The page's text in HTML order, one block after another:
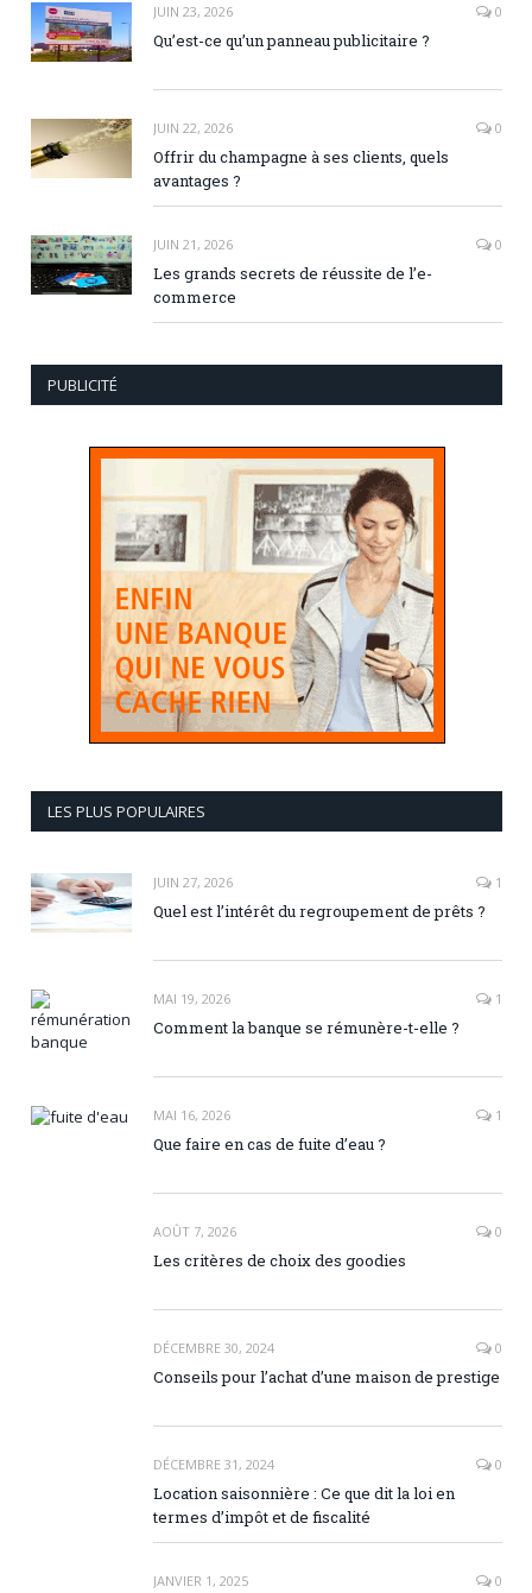
JUIN 23, 2026 0
Qu’est-ce qu’un panneau publicitaire ?
JUIN 22, 2026 0
Offrir du champagne à ses clients, quels
avantages ?
JUIN 21, 2026 0
Les grands secrets de réussite de l’e-
commerce
PUBLICITÉ
LES PLUS POPULAIRES
JUIN 27, 2026 1
Quel est l’intérêt du regroupement de prêts ?
MAI 19, 2026 1
Comment la banque se rémunère-t-elle ?
MAI 16, 2026 1
Que faire en cas de fuite d’eau ?
AOÛT 7, 2026 0
Les critères de choix des goodies
DÉCEMBRE 30, 2024 0
Conseils pour l’achat d’une maison de prestige
DÉCEMBRE 31, 2024 0
Location saisonnière : Ce que dit la loi en
termes d’impôt et de fiscalité
JANVIER 1, 2025 0